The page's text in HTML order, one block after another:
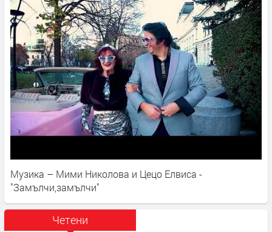
Музика – Мими Николова и Цецо Елвиса -
"Замълчи,замълчи"
Четени